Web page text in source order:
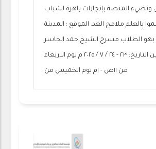
ونضيء المنصة بإنجازات باهرة لشباب
بالعلم ملامح الغد. الموقع : المدينة
/ بهو الطلاب مسرح الشيخ حمد الجاسر
المدة: يومين التاريخ: ٢٣ - ٢٤ / ٧ / ٢٠٢٥ م يوم الاربعاء
من ١١ص - ١م يوم الخميس من